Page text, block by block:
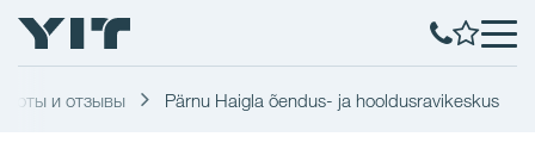
и отзывы Pärnu Haigla õendus- ja hooldusravikeskus